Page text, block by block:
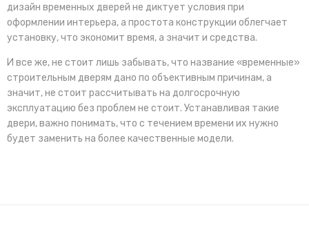
дизайн временных дверей не диктует условия при
оформлении интерьера, а простота конструкции облегчает
установку, что экономит время, а значит и средства.
И все же, не стоит лишь забывать, что название «временные»
строительным дверям дано по объективным причинам, а
значит, не стоит рассчитывать на долгосрочную
эксплуатацию без проблем не стоит. Устанавливая такие
двери, важно понимать, что с течением времени их нужно
будет заменить на более качественные модели.